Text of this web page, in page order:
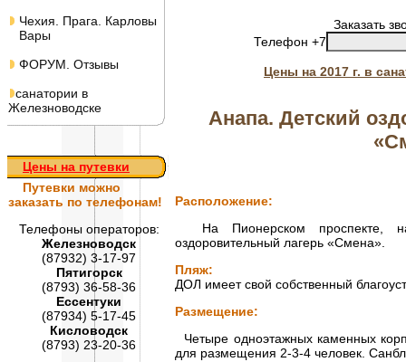
Чехия. Прага. Карловы
Вары
ФОРУМ. Отзывы
санатории в
Железноводске
Цены на путевки
Путевки можно
заказать по телефонам!
Телефоны операторов:
Железноводск
(87932) 3-17-97
Пятигорск
(8793) 36-58-36
Ессентуки
(87934) 5-17-45
Кисловодск
(8793) 23-20-36
Заказать
Телефон +7
Цены на 2017 г. в
Анапа. Детский
Расположение:
На Пионерском проспекте,
оздоровительный лагерь «Смена».
Пляж:
ДОЛ имеет свой собственный
Размещение:
Четыре одноэтажных каменных
для размещения 2-3-4 человек.